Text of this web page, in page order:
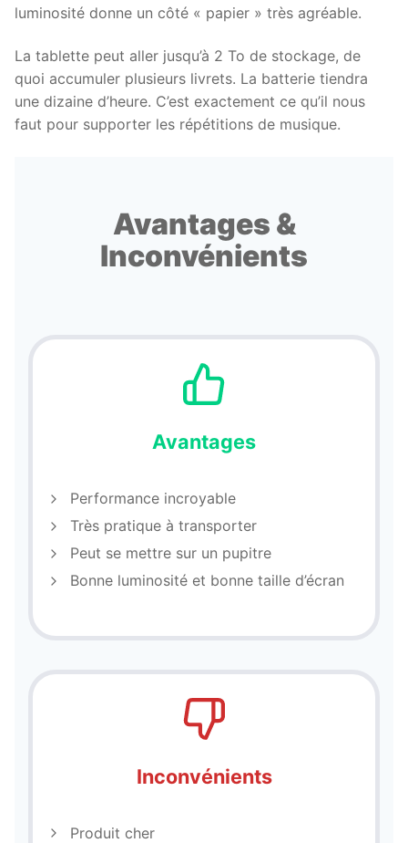
luminosité donne un côté « papier » très agréable.
La tablette peut aller jusqu’à 2 To de stockage, de
quoi accumuler plusieurs livrets. La batterie tiendra
une dizaine d’heure. C’est exactement ce qu’il nous
faut pour supporter les répétitions de musique.
Avantages &
Inconvénients
Avantages
Performance incroyable
Très pratique à transporter
Peut se mettre sur un pupitre
Bonne luminosité et bonne taille d’écran
Inconvénients
Produit cher